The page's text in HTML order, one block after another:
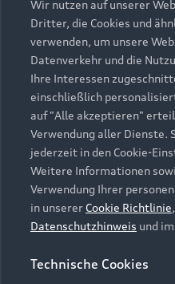
Alle Modelle
Modelle vergleichen
Elektromodelle
Plug-in-Hybride
Kaufen & leasen
Neuwagensuche
Gebrauchtwagensuche
Gebrauchtwagen
Finanzierung
Aktionen & Angebote
Geschäftskunden
Service & Zubehör
Saisonale Angebote
Audi Services
Garantie
Audi digital services
myAudi
Support
Kundenservice
Händlersuche
Audi Code
Über Audi
Unternehmen
Karriere
Investor Relations
Wir nutzen auf unserer
Dritter, die Cookies und
verwenden, um unsere
Datenverkehr und die
Ihre Interessen
einschließlich
auf "Alle akzeptieren"
Verwendung aller Dienste.
jederzeit in den Cookie-
Weitere Informationen
Verwendung Ihrer
in unserer Cookie Richtlinie
Datenschutzhinweis und im
Technische Cookies